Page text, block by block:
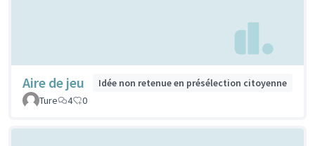
Aire de jeu
Idée non retenue en présélection citoyenne
Ture
4 0